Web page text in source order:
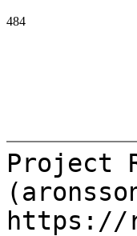
484
Project
https://